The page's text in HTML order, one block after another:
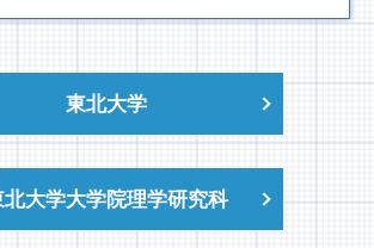
生の檀上梨花さんが中国で開催さ
、DREB2024国際会議でのポスタセ
第２位）受賞
東北大学
大学大学院理学研究科